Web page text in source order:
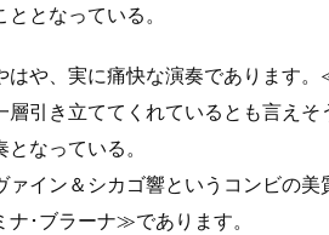
ととなっている。
はや、実に痛快な演奏であります
層引き立ててくれているとも言え
となっている。
ァイン＆シカゴ響というコンビの
ナ･ブラーナ≫であります。